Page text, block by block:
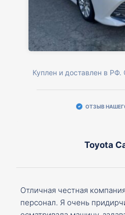
Куплен и доставлен в
ОТЗЫВ
Toyota
Отличная честная
персонал. Я очень